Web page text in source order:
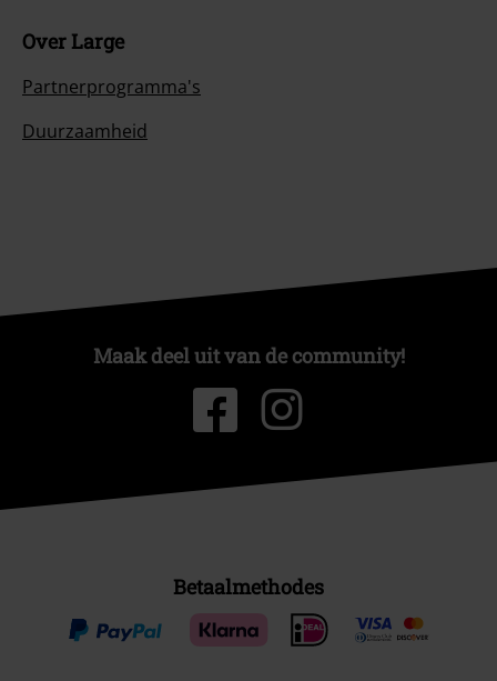
Over Large
Partnerprogramma's
Duurzaamheid
Maak deel uit van de community!
Betaalmethodes